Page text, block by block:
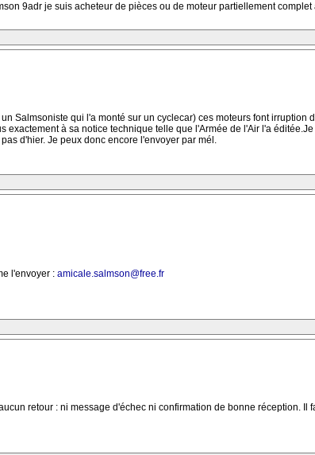
9adr je suis acheteur de pièces ou de moteur partiellement
Salmsoniste qui l'a monté sur un cyclecar) ces moteurs font
exactement à sa notice technique telle que l'Armée de l'Air l'a
d'hier. Je peux donc encore l'envoyer par mél.
l'envoyer : amicale.salmson@free.fr
retour : ni message d'échec ni confirmation de bonne réception.